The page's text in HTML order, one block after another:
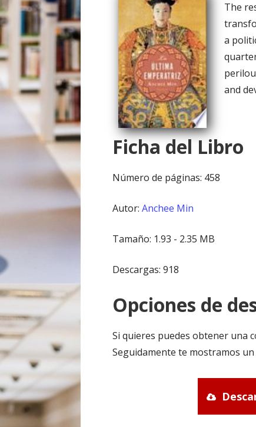
The
a
and
Ficha del Libro
Número de páginas: 458
Autor:Anchee Min
Tamaño: 1.93 - 2.35 MB
Descargas: 918
Opciones de
Si quieres puedes obtener una
Seguidamente te mostramos